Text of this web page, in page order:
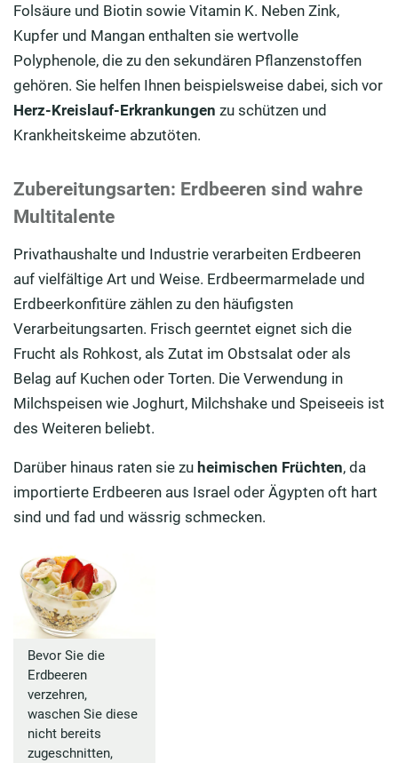
Folsäure und Biotin sowie Vitamin K. Neben Zink,
Kupfer und Mangan enthalten sie wertvolle
Polyphenole, die zu den sekundären Pflanzenstoffen
gehören. Sie helfen Ihnen beispielsweise dabei, sich vor
Herz-Kreislauf-Erkrankungen zu schützen und
Krankheitskeime abzutöten.
Zubereitungsarten: Erdbeeren sind wahre
Multitalente
Privathaushalte und Industrie verarbeiten Erdbeeren
auf vielfältige Art und Weise. Erdbeermarmelade und
Erdbeerkonfitüre zählen zu den häufigsten
Verarbeitungsarten. Frisch geerntet eignet sich die
Frucht als Rohkost, als Zutat im Obstsalat oder als
Belag auf Kuchen oder Torten. Die Verwendung in
Milchspeisen wie Joghurt, Milchshake und Speiseeis ist
des Weiteren beliebt.
Darüber hinaus raten sie zu heimischen Früchten, da
importierte Erdbeeren aus Israel oder Ägypten oft hart
sind und fad und wässrig schmecken.
Bevor Sie die
Erdbeeren
verzehren,
waschen Sie diese
nicht bereits
zugeschnitten,